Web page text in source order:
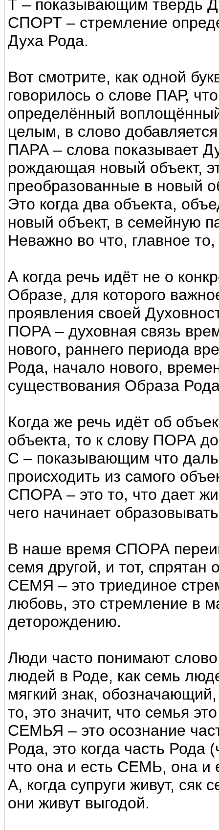
Т – показывающим твердь
СПОРТ – стремление
Духа Рода.
Вот смотрите, как одной
говорилось о слове ПАР,
определённый
целым, в слово
ПАРА – слова показывает
рождающая новый объект,
преобразованные в новый
Это когда два объекта,
новый объект, в семейную
Неважно во что, главное
А когда речь идёт не о
Образе, для которого
проявления своей
ПОРА – духовная связь
нового, раннего периода
Рода, начало нового,
существования Образа
Когда же речь идёт об
объекта, то к слову ПОРА
С – показывающим что
происходить из самого
СПОРА – это то, что дает
чего начинает
В наше время СПОРА
семя другой, и тот, спрятан
СЕМЯ – это триединое
любовь, это стремление в
деторождению.
Люди часто понимают
людей в Роде, как семь
мягкий знак,
то, это значит, что семья
СЕМЬЯ – это осознание
Рода, это когда часть Рода
что она и есть СЕМЬ, она
А, когда супруги живут, сяк
они живут выгодой.